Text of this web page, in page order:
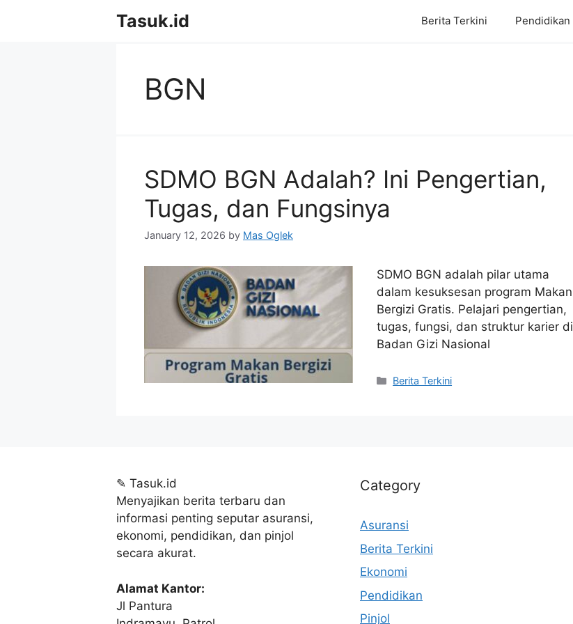
Tasuk.id Berita Terkini Pendidikan
BGN
SDMO BGN Adalah? Ini Pengertian,
Tugas, dan Fungsinya
January 12, 2026 by Mas Oglek
SDMO BGN adalah pilar utama
dalam kesuksesan program Makan
Bergizi Gratis. Pelajari pengertian,
tugas, fungsi, dan struktur karier di
Badan Gizi Nasional
Categories
Berita Terkini
✎ Tasuk.id
Menyajikan berita terbaru dan
informasi penting seputar asuransi,
ekonomi, pendidikan, dan pinjol
secara akurat.
Alamat Kantor:
Jl Pantura
Category
Asuransi
Berita Terkini
Ekonomi
Pendidikan
Pinjol